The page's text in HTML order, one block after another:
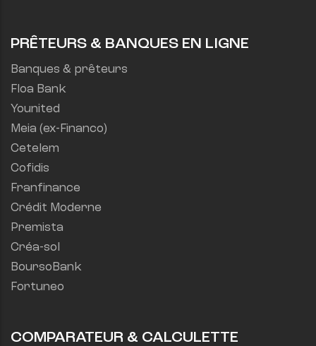
PRÊTEURS & BANQUES EN LIGNE
Banques & prêteurs
Floa Bank
Younited
Meia (ex-Financo)
Cetelem
Cofidis
Franfinance
Crédit Moderne
Premista
Créa-sol
BoursoBank
Fortuneo
COMPARATEUR & CALCULETTE